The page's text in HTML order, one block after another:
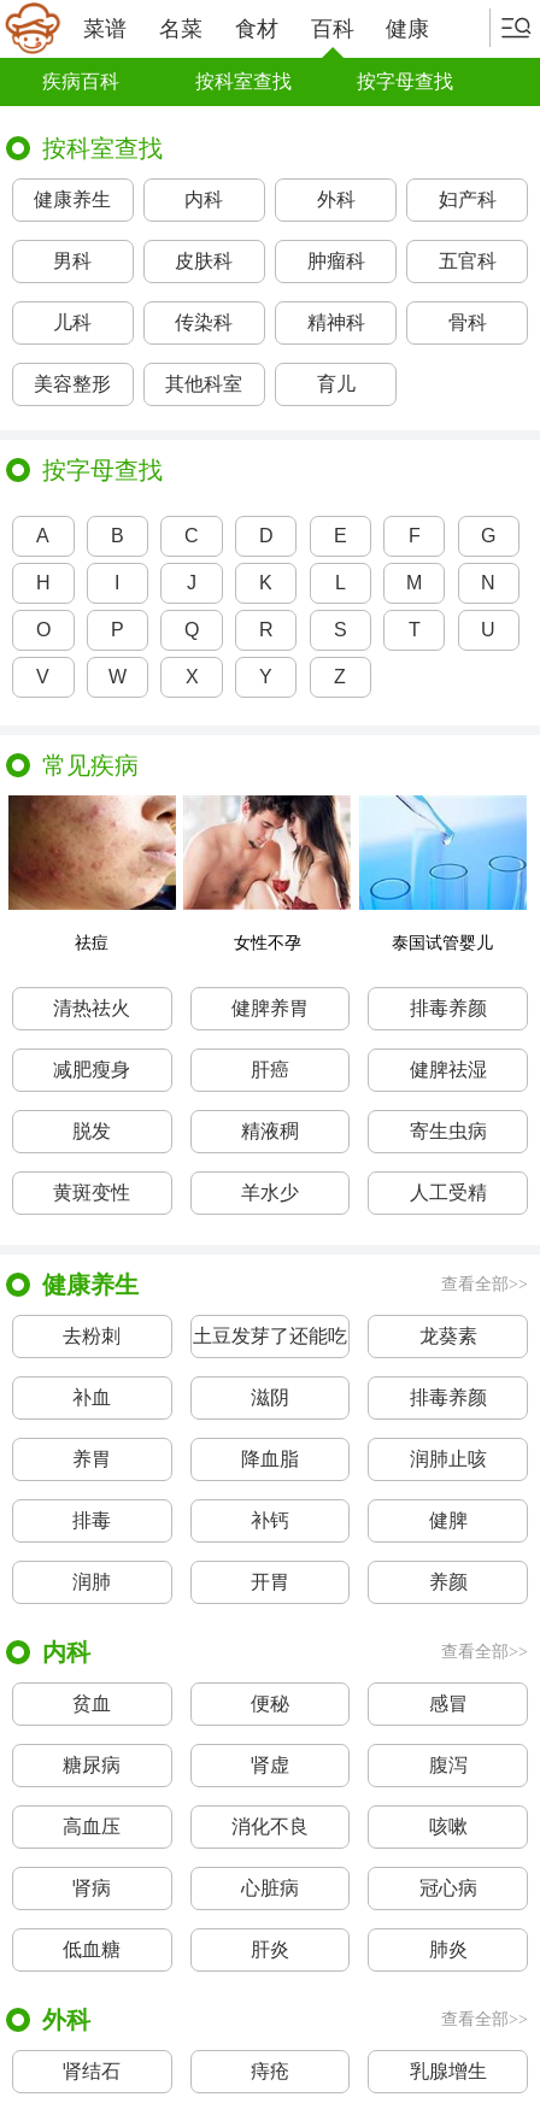
菜谱 名菜 食材 百科 健康
疾病百科 按科室查找 按字母查找
按科室查找
健康养生 内科 外科 妇产科
男科 皮肤科 肿瘤科 五官科
儿科 传染科 精神科 骨科
美容整形 其他科室 育儿
按字母查找
A B C D E F G
H J K L M N
O P Q R S T U
V W X Y Z
常见疾病
祛痘 女性不孕 泰国试管婴儿
清热祛火 健脾养胃 排毒养颜
减肥瘦身 肝癌 健脾祛湿
脱发 精液稠 寄生虫病
黄斑变性 羊水少 人工受精
健康养生 查看全部>>
去粉刺
土豆发芽了还能吃
吗
龙葵素
补血 滋阴 排毒养颜
养胃 降血脂 润肺止咳
排毒 补钙 健脾
润肺 开胃 养颜
内科 查看全部>>
贫血 便秘 感冒
糖尿病 肾虚 腹泻
高血压 消化不良 咳嗽
肾病 心脏病 冠心病
低血糖 肝炎 肺炎
外科 查看全部>>
肾结石 痔疮 乳腺增生